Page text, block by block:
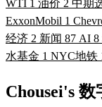
WTI 1 油价 2 中期
ExxonMobil 1
经济 2 新闻 87 AI 8
水基金 1 NYC地铁
Chousei's 数